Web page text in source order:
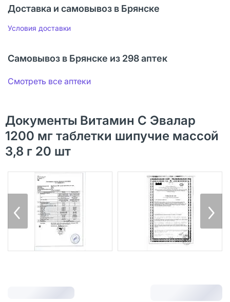
Доставка и самовывоз в Брянске
Условия доставки
Самовывоз в Брянске из 298 аптек
Смотреть все аптеки
Документы Витамин С Эвалар
1200 мг таблетки шипучие массой
3,8 г 20 шт